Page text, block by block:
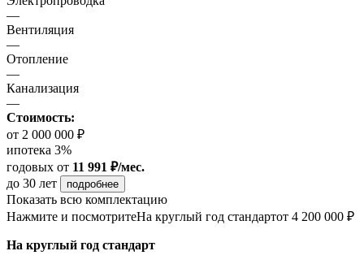
—
Вентиляция
—
Отопление
—
Канализация
—
Стоимость:
от 2 000 000 ₽
ипотека 3%
годовых от 11 991 ₽/мес.
до 30 лет
подробнее
Показать всю комплектацию
Нажмите и посмотритеНа круглый год стандартот 4 200 000 ₽
На круглый год стандарт